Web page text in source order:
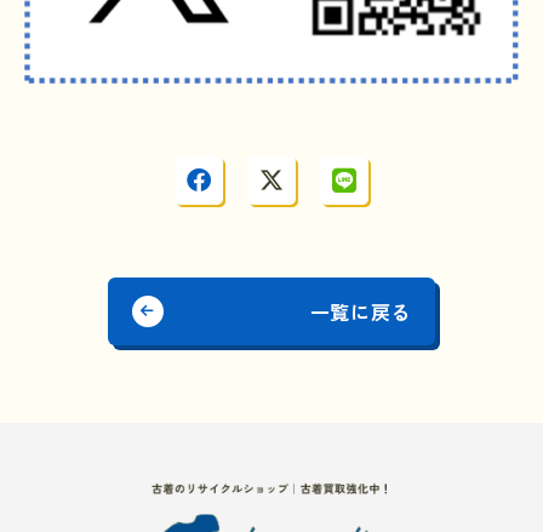
一覧に戻る